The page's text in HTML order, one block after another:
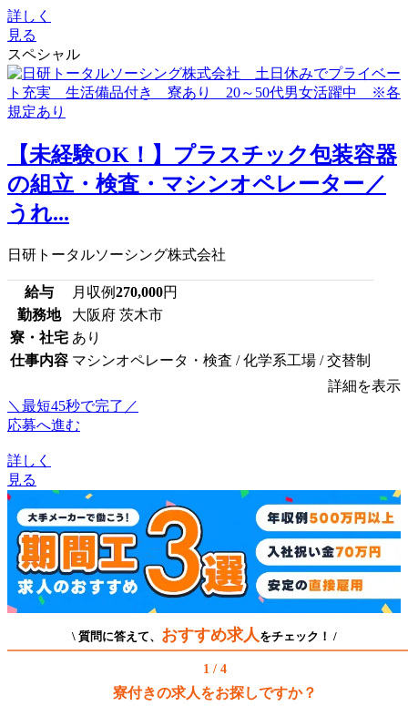
詳しく
見る
スペシャル
【未経験OK！】プラスチック包装容器
の組立・検査・マシンオペレーター／
うれ...
日研トータルソーシング株式会社
給与 月収例270,000円
勤務地
大阪府 茨木市
寮・社宅 あり
仕事内容 マシンオペレータ・検査 / 化学系工場 / 交替制
詳細を表示
＼最短45秒で完了／
応募へ進む
詳しく
見る
\ 質問に答えて、 おすすめ求人 をチェック！ /
1 / 4
寮付きの求人をお探しですか？